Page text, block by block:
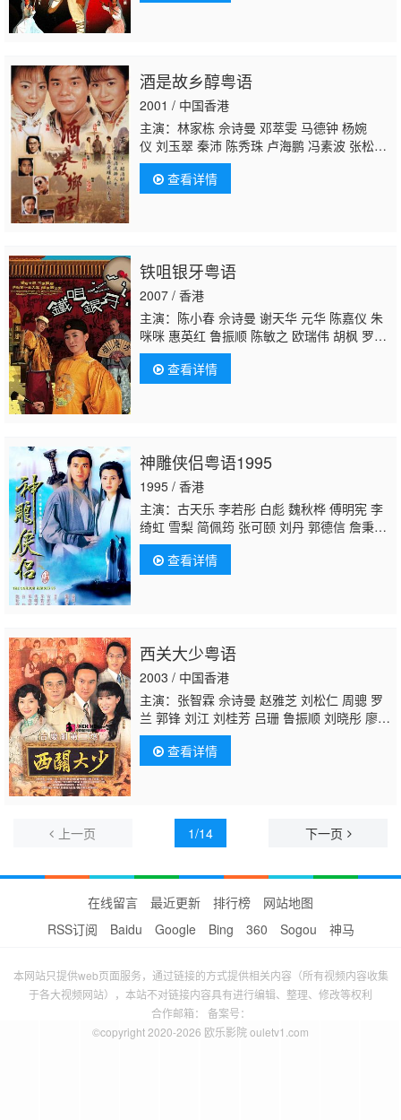
酒是故乡醇粤语
2001 / 中国香港
主演：林家栋 佘诗曼 邓萃雯 马德钟 杨婉
仪 刘玉翠 秦沛 陈秀珠 卢海鹏 冯素波 张松
枝 殷樱 元华 曾伟权 王青 蔡康年 雪妮 蔡国
庆 邓一君 郭政鸿 梁葆贞 虞天伟 徐荣 嘉浚 尤
程 宋芝龄 廖丽丽 杨雯薏 邵卓尧 韦家雄 魏惠
珈咏 诺曈 谭一清 伍泺文 谭权辉 招石文 华忠
男 颜颂诗 黄碧玲 刘恩婕 黄蕴妍 杨嘉诺 李海
生 林远迎 马国明 凌礼文 苏恩磁 赵永
查看详情
铁咀银牙粤语
2007 / 香港
主演：陈小春 佘诗曼 谢天华 元华 陈嘉仪 朱
咪咪 惠英红 鲁振顺 陈敏之 欧瑞伟 胡枫 罗乐
林 河国荣 徐淑敏 乔宝宝
查看详情
神雕侠侣粤语1995
1995 / 香港
主演：古天乐 李若彤 白彪 魏秋桦 傅明宪 李
绮虹 雪梨 简佩筠 张可颐 刘丹 郭德信 詹秉
熙 朱铁和 骆应钧 吴家辉 李家强 戴志伟 江
毅 黄仲匡 张翼 苏玉华 黎耀祥 李国麟 吴家
乐 李子雄 何洁珊 李耀景 冯晓文 刘江 李丽
云陈狄克廖丽丽 陈安莹 虞天伟 博君 游飙 吕
剑光 孙季卿 区岳 罗君左 戴少民 邓汝超 伍文
生 汤俊明 张宏伟 薛纯基 何金灵 简文达
查看详情
西关大少粤语
2003 / 中国香港
主演：张智霖 佘诗曼 赵雅芝 刘松仁 周骢 罗
兰 郭锋 刘江 刘桂芳 吕珊 鲁振顺 刘晓彤 廖丽
丽 林影红 沈可欣 夏竹欣 凌礼文 戴少民 郑世
豪 邓汝超 邵卓尧
烈 郑嘉颖 韩君婷 王伟梁 游飙 黎秀英 张汉
宛茵 韦家雄 于洋 韩马利 陈键锋 罗利期 邓一
君 关德辉 余慕莲 伍慧珊 贺文杰 罗天池 梁珈
查看详情
上一页 1/14 下一页
在线留言 最近更新 排行榜
网站地图
RSS订阅
Baidu Google Bing 360 Sogou 神马
本网站只提供web页面服务，通过链接的方式提供相关内容（所有视频内容收集
于各大视频网站），本站不对链接内容具有进行编辑、整理、修改等权利
合作邮箱： 备案号：
©copyright 2020-2026 欧乐影院 ouletv1.com